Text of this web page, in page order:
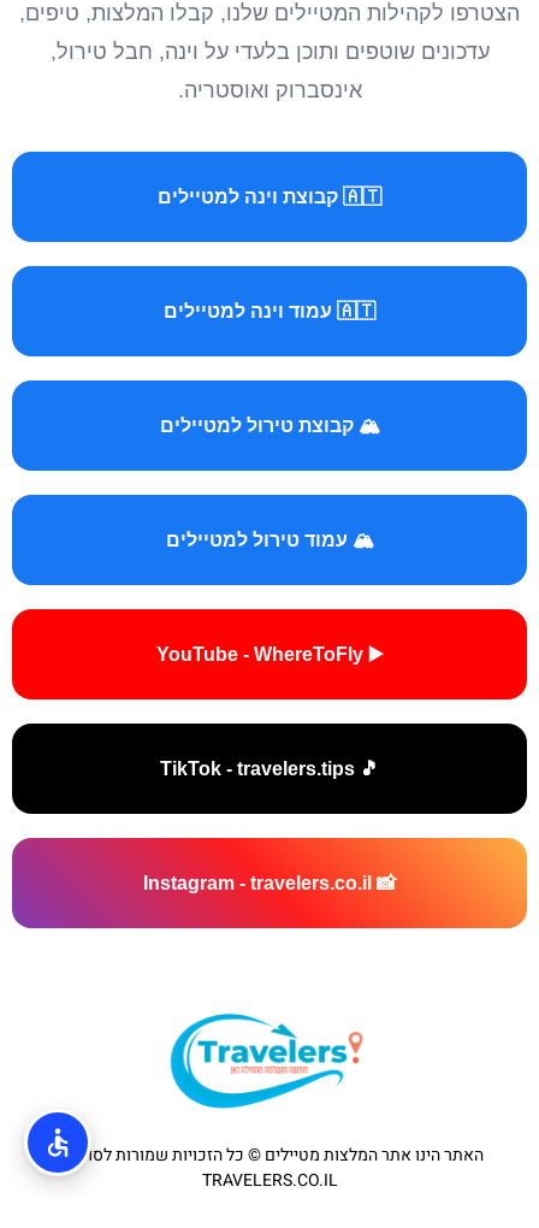
הצטרפו לקהילות המטיילים שלנו, קבלו המלצות, טיפים,
עדכונים שוטפים ותוכן בלעדי על וינה, חבל טירול,
אינסברוק ואוסטריה.
🇦🇹 קבוצת וינה למטיילים
🇦🇹 עמוד וינה למטיילים
🏔️ קבוצת טירול למטיילים
🏔️ עמוד טירול למטיילים
▶️ YouTube - WhereToFly
🎵 TikTok - travelers.tips
📸 Instagram - travelers.co.il
האתר הינו אתר המלצות מטיילים © כל הזכויות שמורות לסוכנות
TRAVELERS.CO.IL